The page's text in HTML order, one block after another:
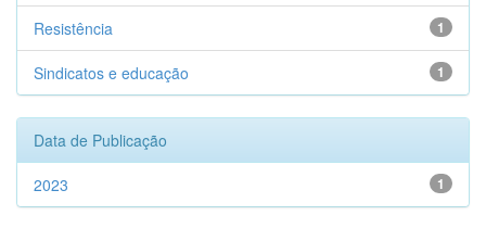
1
Resistência
1
Sindicatos e educação
Data de Publicação
1
2023